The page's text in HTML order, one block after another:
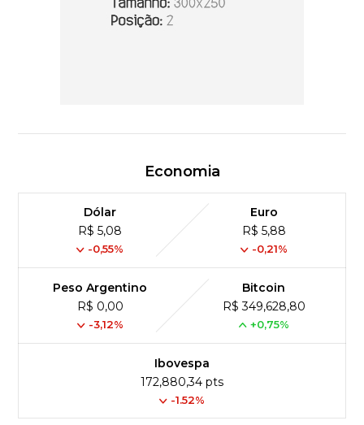
Economia
Dólar
R$ 5,08
-0,55%
Euro
R$ 5,88
-0,21%
Peso Argentino
R$ 0,00
-3,12%
Bitcoin
R$ 349,628,80
+0,75%
Ibovespa
172,880,34 pts
-1.52%